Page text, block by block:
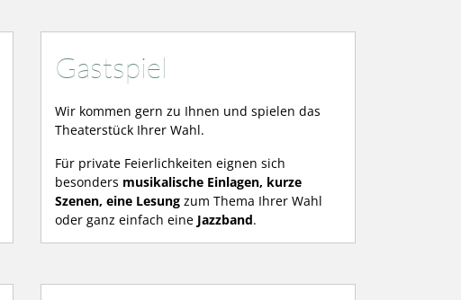
Gastspiel
Wir kommen gern zu Ihnen und spielen das
Theaterstück Ihrer Wahl.
Für private Feierlichkeiten eignen sich
besonders musikalische Einlagen, kurze
Szenen, eine Lesung zum Thema Ihrer Wahl
oder ganz einfach eine Jazzband.